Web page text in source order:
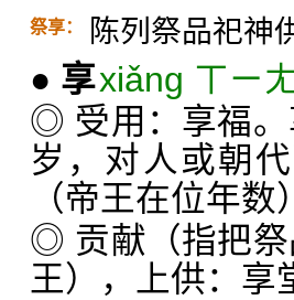
祭享： 陈列祭品祀神
● 享xiǎng ㄒㄧ
◎ 受用：享福。
岁，对人或朝
（帝王在位年
◎ 贡献（指把祭
王），上供：享